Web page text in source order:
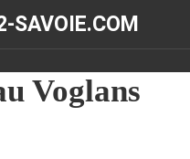
SAVOIE.COM
Voglans